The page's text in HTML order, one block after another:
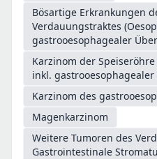
Bösartige Erkrankungen
Verdauungstraktes
gastrooesophagealer
Karzinom der
inkl.
Karzinom des
Magenkarzinom
Weitere Tumoren des
Gastrointestinale